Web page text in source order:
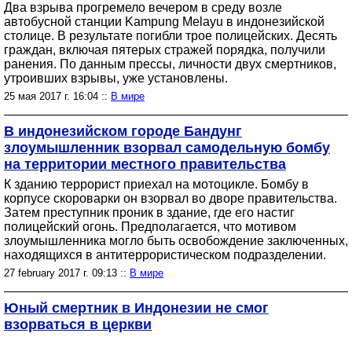
Два взрыва прогремело вечером в среду возле
автобусной станции Kampung Melayu в индонезийской
столице. В результате погибли трое полицейских. Десять
граждан, включая пятерых стражей порядка, получили
ранения. По данным прессы, личности двух смертников,
утроивших взрывы, уже установлены.
25 мая 2017 г. 16:04 :: В мире
В индонезийском городе Бандунг
злоумышленник взорвал самодельную бомбу
на территории местного правительства
К зданию террорист приехал на мотоцикле. Бомбу в
корпусе скороварки он взорвал во дворе правительства.
Затем преступник проник в здание, где его настиг
полицейский огонь. Предполагается, что мотивом
злоумышленника могло быть освобождение заключенных,
находящихся в антитеррористическом подразделении.
27 february 2017 г. 09:13 :: В мире
Юный смертник в Индонезии не смог
взорваться в церкви